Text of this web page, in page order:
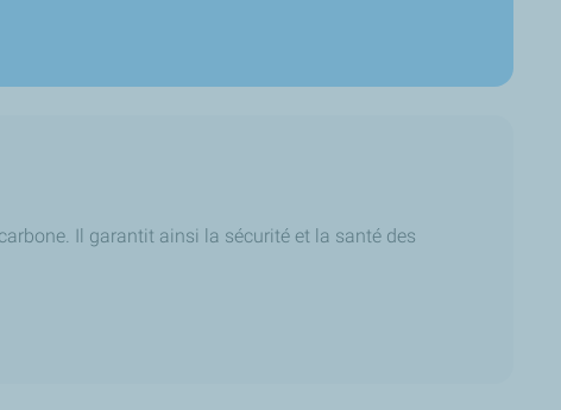
Il garantit ainsi la sécurité et la santé des